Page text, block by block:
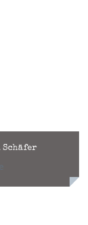
Schäfer